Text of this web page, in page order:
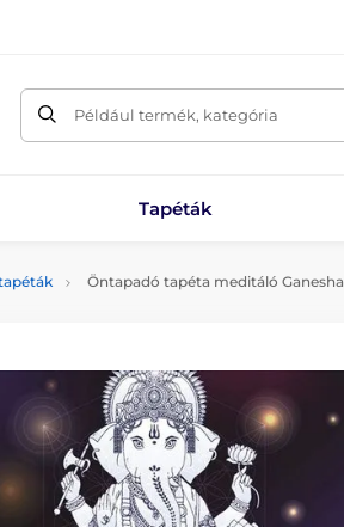
Például termék, kategória
Tapéták
Öntapadó tapéta meditáló Ganesha